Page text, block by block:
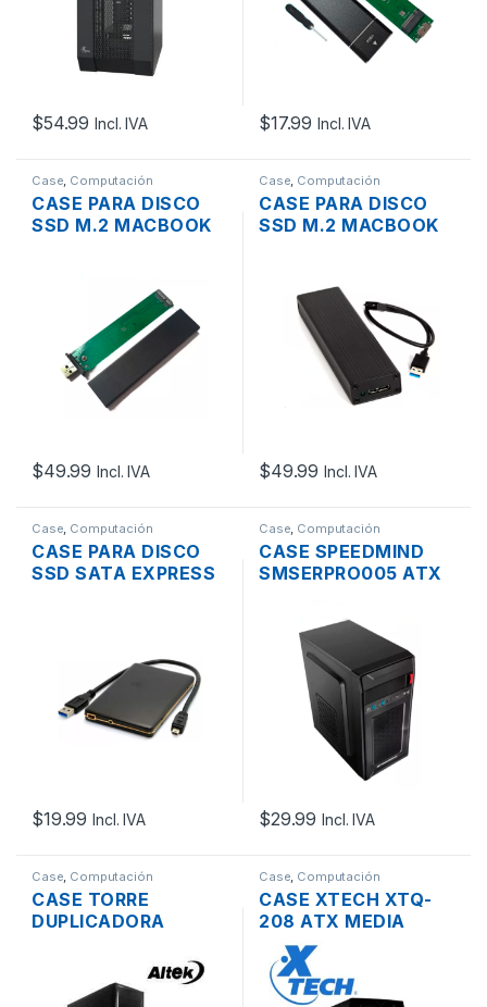
$54.99 Incl. IVA $17.99 Incl. IVA
Case Computación
CASE PARA DISCO
SSD M.2 MACBOOK
$49.99 Incl. IVA
Case Computación
CASE PARA DISCO
SSD M.2 MACBOOK
$49.99 Incl. IVA
Case Computación
CASE PARA DISCO
SSD SATA EXPRESS
$19.99 Incl. IVA
Case Computación
CASE SPEEDMIND
SMSERPRO005 ATX
$29.99 Incl. IVA
Case Computación
CASE TORRE
DUPLICADORA
SATA CON FUENTE
DE PODER 600W
Case Computación
CASE XTECH XTQ-
208 ATX MEDIA
TORRE NEGRO CON
FUENTE 600W